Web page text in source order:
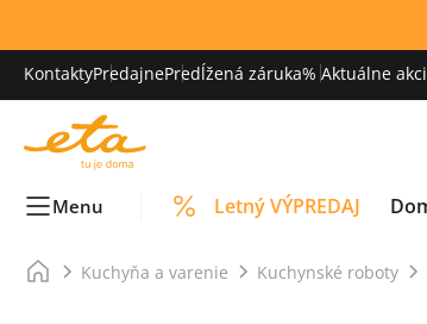
KontaktyPredajnePredĺžená záruka% Aktuálne
Menu Letný VÝPREDAJ
Kuchyňa a varenie Kuchynské roboty